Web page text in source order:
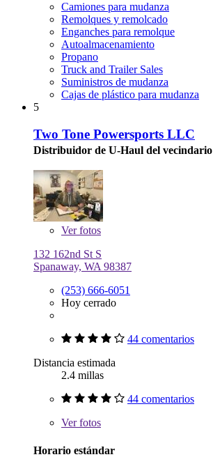
Camiones para mudanza
Remolques y remolcado
Enganches para remolque
Autoalmacenamiento
Propano
Truck and Trailer Sales
Suministros de mudanza
Cajas de plástico para mudanza
5
Two Tone Powersports LLC
Distribuidor de U-Haul del vecindario
Verfotos
132 162nd St S
Spanaway, WA 98387
(253) 666-6051
Hoy cerrado
44 comentarios
Distancia estimada
2.4 millas
44 comentarios
Verfotos
Horario estándar